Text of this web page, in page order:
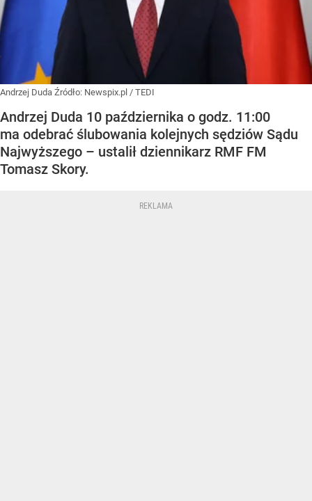
Andrzej Duda Źródło: Newspix.pl / TEDI
Andrzej Duda 10 października o godz. 11:00
ma odebrać ślubowania kolejnych sędziów Sądu
Najwyższego – ustalił dziennikarz RMF FM
Tomasz Skory.